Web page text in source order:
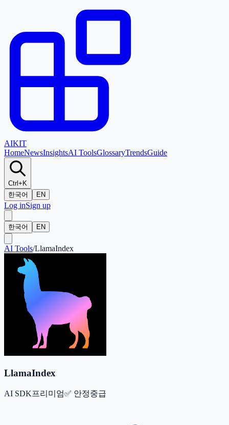
AIKIT
HomeNewsInsightsAI ToolsGlossaryTrendsGuide
Ctrl+K
한국어
EN
Log inSign up
한국어 EN
AI Tools/LlamaIndex
LlamaIndex
AI SDK프리미엄✅ 안정중급